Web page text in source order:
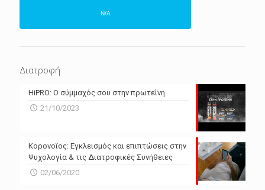
N/A
N/A
Powered by Forecast.io
Διατροφή
HiPRO: Ο σύμμαχός σου στην πρωτεΐνη
21/10/2023
Κορονοϊος: Εγκλεισμός και επιπτώσεις στην
Ψυχολογία & τις Διατροφικές Συνήθειες
02/06/2020